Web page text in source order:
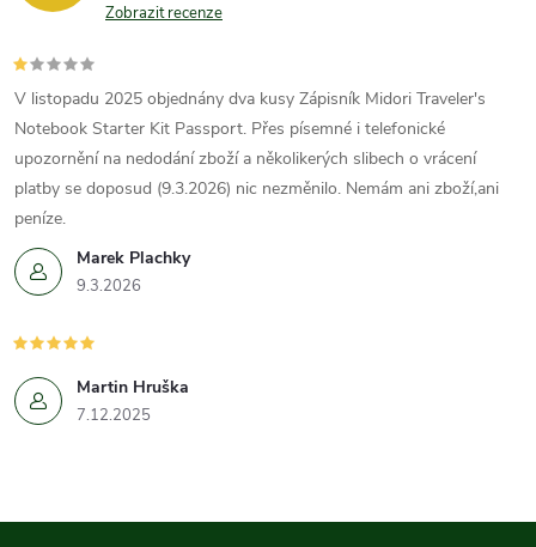
Zobrazit recenze
Marek Plachky
9.3.2026
V listopadu 2025 objednány dva kusy Zápisník Midori Traveler's
Notebook Starter Kit Passport. Přes písemné i telefonické
upozornění na nedodání zboží a několikerých slibech o vrácení
platby se doposud (9.3.2026) nic nezměnilo. Nemám ani zboží,ani
peníze.
Martin Hruška
7.12.2025